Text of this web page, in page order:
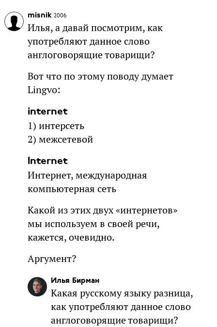
misnik 2006
Илья, а давай посмотрим, как
употребляют данное слово
англоговорящие товарищи?
Вот что по этому поводу думает
Lingvo:
internet
1) интерсеть
2) межсетевой
Internet
Интернет, международная
компьютерная сеть
Какой из этих двух «интернетов»
мы используем в своей речи,
кажется, очевидно.
Аргумент?
Илья Бирман
Какая русскому языку разница,
как употребляют данное слово
англоговорящие товарищи?